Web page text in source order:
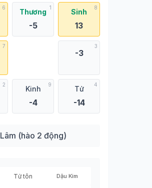
6 1
Thương
-5
8
Sinh
13
7 3
-3
2 9
Kinh
-4
4
Tử
-14
Lâm (hào 2 động)
Tử tôn Dậu Kim